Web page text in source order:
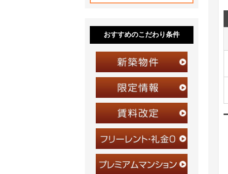
おすすめのこだわり条件